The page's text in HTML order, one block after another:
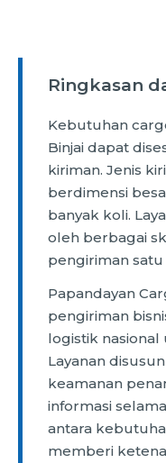
Ringkasan
Kebutuhan
Binjai dapat
kiriman. Jenis
berdimensi
banyak koli.
oleh berbagai
pengiriman
Papandayan
pengiriman
logistik
Layanan
keamanan
informasi
antara
memberi